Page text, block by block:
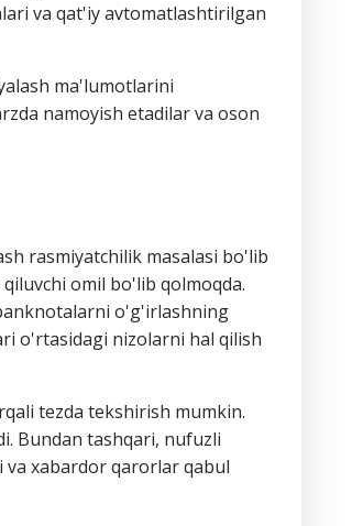
va qat'iy avtomatlashtirilgan
ma'lumotlarini
namoyish etadilar va oson
rasmiyatchilik masalasi bo'lib
omil bo'lib qolmoqda.
o'g'irlashning
o'rtasidagi nizolarni hal qilish
tezda tekshirish mumkin.
Bundan tashqari, nufuzli
xabardor qarorlar qabul